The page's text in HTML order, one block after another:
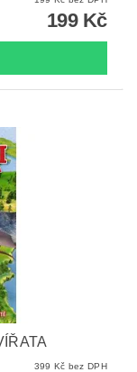
199 Kč
399 Kč bez DPH